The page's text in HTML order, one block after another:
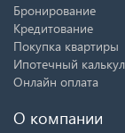
Бронирование
Кредитование
Покупка квартиры
Ипотечный
Онлайн оплата
О компании